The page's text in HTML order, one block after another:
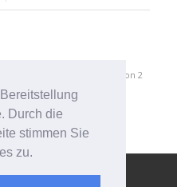
Durch die
stimmen Sie
zu.
Seite 1 von 2
Effizienz im Büro - mehr